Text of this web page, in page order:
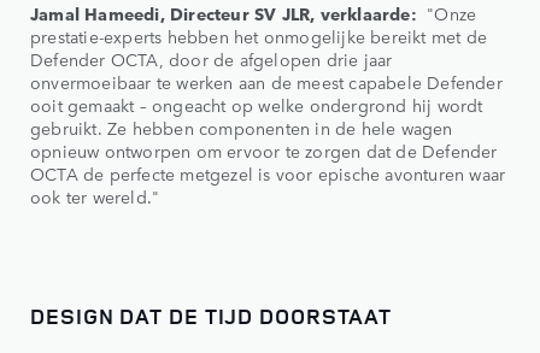
Jamal Hameedi, Directeur SV JLR, verklaarde: "Onze
prestatie-experts hebben het onmogelijke bereikt met de
Defender OCTA, door de afgelopen drie jaar
onvermoeibaar te werken aan de meest capabele Defender
ooit gemaakt – ongeacht op welke ondergrond hij wordt
gebruikt. Ze hebben componenten in de hele wagen
opnieuw ontworpen om ervoor te zorgen dat de Defender
OCTA de perfecte metgezel is voor epische avonturen waar
ook ter wereld."
DESIGN DAT DE TIJD DOORSTAAT